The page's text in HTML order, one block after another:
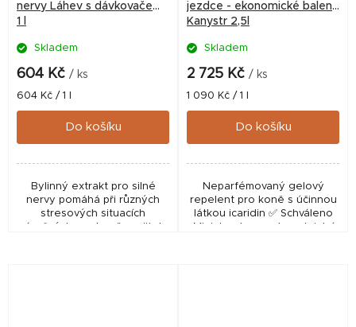
nervy Láhev s dávkovačem
1 l
Skladem
604 Kč / ks
Měrná
cena:
604 Kč / 1 l
Do košíku
Bylinný extrakt pro silné
nervy pomáhá při různých
stresových situacích
jezdce - ekonomické balení,
Kanystr 2,5l
Skladem
2 725 Kč / ks
Měrná
cena:
1 090 Kč / 1 l
Do košíku
Neparfémovaný gelový
repelent pro koně s účinnou
látkou icaridin ✅ Schváleno